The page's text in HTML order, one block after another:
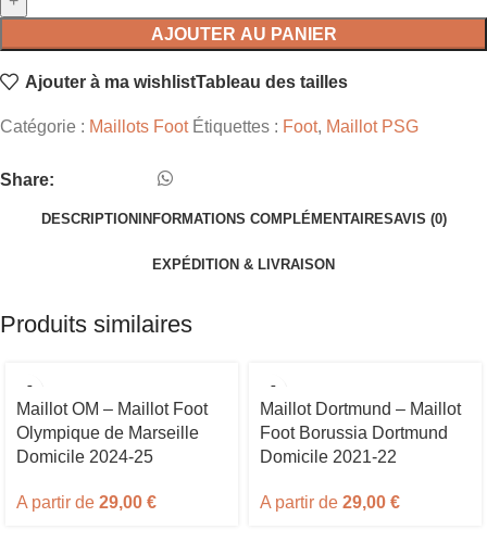
AJOUTER AU PANIER
Ajouter à ma wishlistTableau des tailles
Catégorie : Maillots Foot Étiquettes : Foot, Maillot PSG
Share:
DESCRIPTION INFORMATIONS COMPLÉMENTAIRESAVIS (0)
EXPÉDITION & LIVRAISON
Produits similaires
Maillot OM – Maillot Foot
Olympique de Marseille
Domicile 2024-25
A partir de 29,00 €
Maillot Dortmund – Maillot
Foot Borussia Dortmund
Domicile 2021-22
A partir de 29,00 €